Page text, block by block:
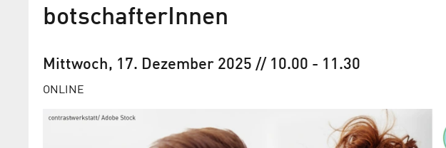
bot­schaf­terInnen
Mittwoch, 17. Dezember 2025 // 10.00 - 11.30
ONLINE